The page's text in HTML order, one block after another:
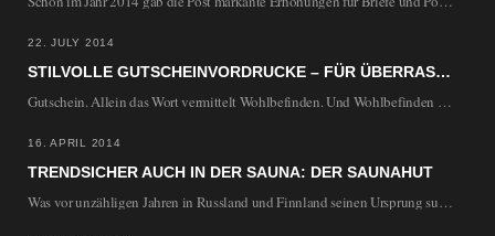
22. JULY 2014
STILVOLLE GUTSCHEINVORDRUCKE – FÜR ÜBERRASCHUNGEN ALLER ART
Gutschein. Allein das Wort vermittelt Wohlbefinden. Und Wohlbefinden wünscht sich jedermann. Mit einem Gutschein verschenken…
16. APRIL 2014
TRENDSICHER AUCH IN DER SAUNA: DER SAUNAHUT
Was vor unzähligen Jahren in Russland und Finnland seinen Ursprung suchte, findet sich mehr denn…